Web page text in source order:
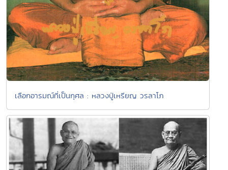
เลือกอารมณ์ที่เป็นกุศล : หลวงปู่เหรียญ วรลาโภ